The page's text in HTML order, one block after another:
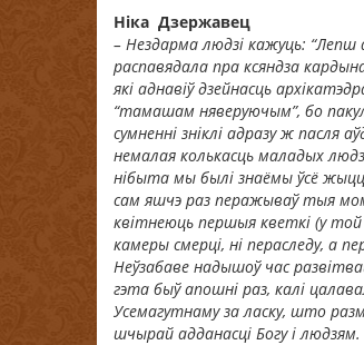
Ніка Дзержавец
– Нездарма людзі кажуць:
распавядала пра ксяндза
які аднавіў дзейнасць
“тамашам няверуючым”, бо
сумненні зніклі адразу ж пасля
немалая колькасць маладых
нібыта мы былі знаёмы ўсё
сам яшчэ раз перажываў тыя
квітнеюць першыя кветкі (у
камеры смерці, ні пераследу, а
Неўзабаве надышоў час
гэта быў апошні раз, калі
Усемагутнаму за ласку, што
шчырай адданасці Богу і людзям.